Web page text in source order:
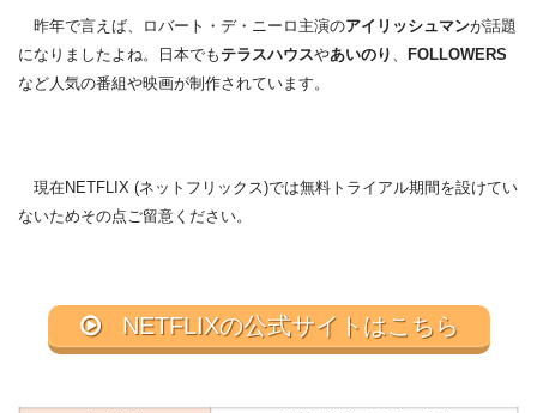
昨年で言えば、ロバート・デ・ニーロ主演のアイリッシュマンが話題
になりましたよね。日本でも テラスハウスやあいのり 、
FOLLOWERS
など人気の番組や映画が制作されています。
現在NETFLIX (ネットフリックス)では無料トライアル期間を設けてい
ないためその点ご留意ください。
NETFLIXの公式サイトはこちら